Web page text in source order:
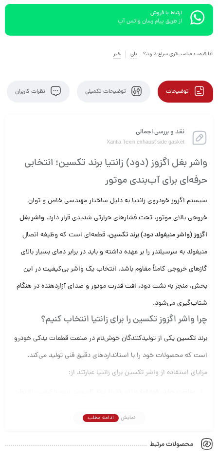
ارتباط با فروش
از طریق پیام رسان واتس آپ
آیا قیمت مناسب‌تری سراغ دارید؟ بلی خیر
توضیحات توضیحات تکمیلی نظرات کاربران
نقد و بررسی اجمالی
Xantia Texin exhaust side gasket
واشر بغل اگزوز (دود) زانتیا برند تکسین؛ انتخابی
حرفه‌ای برای آب‌بندی موتور
سیستم اگزوز خودروی زانتیا به دلیل ساختار مهندسی خاص و توان
خروجی بالای موتور، تحت فشارهای حرارتی شدیدی قرار دارد. واشر بغل
اگزوز (واشر منیفولد دود) برند تکسین، قطعه‌ای است که وظیفه اتصال
منیفولد به سرسیلندر را بر عهده داشته و باید در برابر دمای بسیار بالای
گازهای خروجی کاملاً مقاوم باشد. انتخاب یک واشر بی‌کیفیت در این
بخش، منجر به نشت دود، افت قدرت موتور و صدای آزاردهنده در هنگام
شتاب‌گیری می‌شود.
چرا واشر اگزوز تکسین را برای زانتیا انتخاب کنیم؟
برند تکسینیکی از تولیدکنندگان خوش‌نام در صنعت قطعات یدکی خودرو
است که محصولات خود را با استانداردهای دقیق فنی تولید می‌کند.
مزایای استفاده از واشر تکسین برای زانتیا عبارتند از:
نشت دود بسته شود.
نمایش ادامه مطلب
محصولات مرتبط